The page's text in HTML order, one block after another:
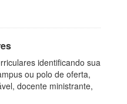
identificando sua
ou polo de oferta,
docente ministrante,